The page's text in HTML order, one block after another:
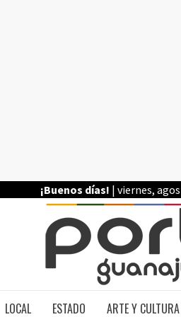
¡Buenos días! | viernes,
LOCAL ESTADO ARTE Y CULTURA